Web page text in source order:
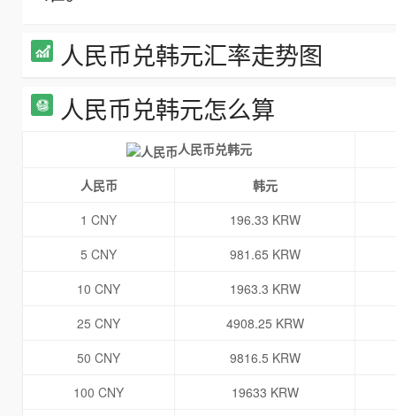
人民币兑韩元汇率走势图
人民币兑韩元怎么算
人民币兑韩元
人民币
韩元
1 CNY
196.33 KRW
5 CNY
981.65 KRW
10 CNY
1963.3 KRW
25 CNY
4908.25 KRW
50 CNY
9816.5 KRW
100 CNY
19633 KRW